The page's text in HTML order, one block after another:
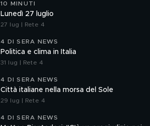
10 MINUTI
Lunedì 27 luglio
27 lug | Rete 4
4 DI SERA NEWS
Politica e clima in Italia
31 lug | Rete 4
4 DI SERA NEWS
Città italiane nella morsa del Sole
29 lug | Rete 4
4 DI SERA NEWS